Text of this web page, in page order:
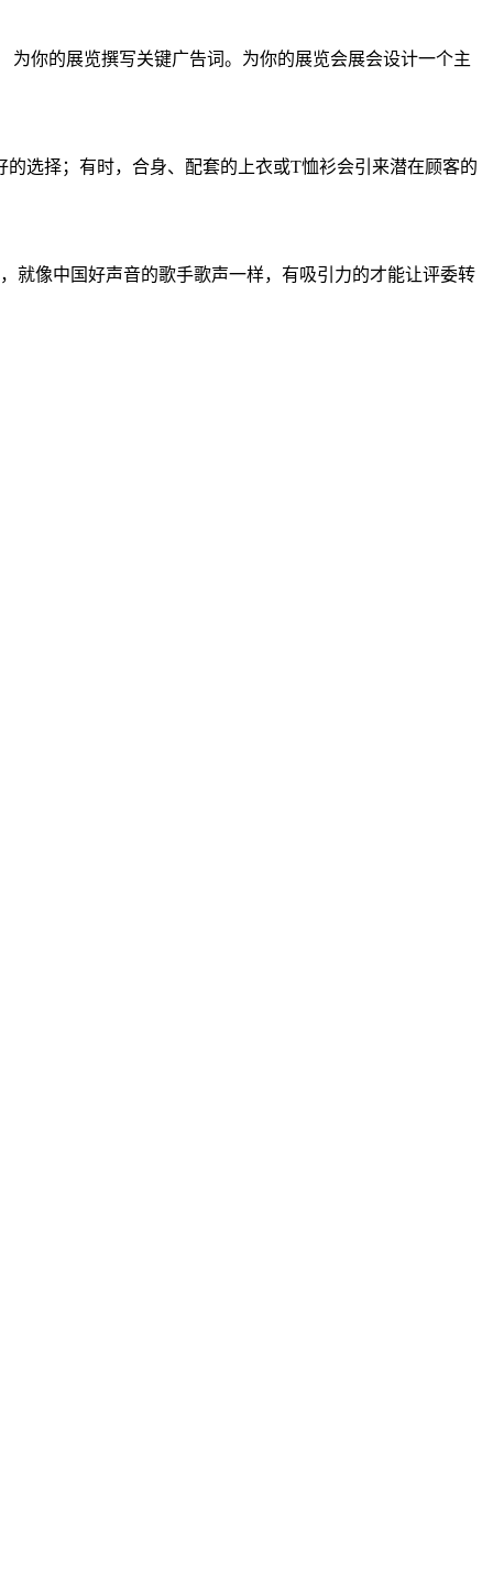
你的展览撰写关键广告词。为你的展览会展会设计一个主
选择；有时，合身、配套的上衣或T恤衫会引来潜在顾客的
就像中国好声音的歌手歌声一样，有吸引力的才能让评委转